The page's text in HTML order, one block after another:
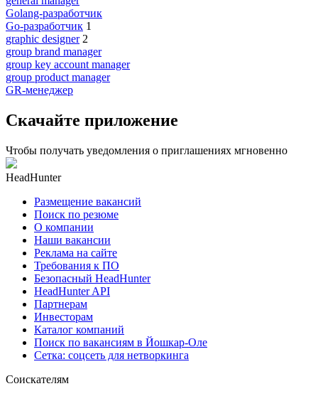
Golang-разработчик
Go-разработчик 1
graphic designer 2
group brand manager
group key account manager
group product manager
GR-менеджер
Скачайте приложение
Чтобы получать уведомления о приглашениях мгновенно
HeadHunter
Размещение вакансий
Поиск по резюме
О компании
Наши вакансии
Реклама на сайте
Требования к ПО
Безопасный HeadHunter
HeadHunter API
Партнерам
Инвесторам
Каталог компаний
Поиск по вакансиям в Йошкар-Оле
Сетка: соцсеть для нетворкинга
Соискателям